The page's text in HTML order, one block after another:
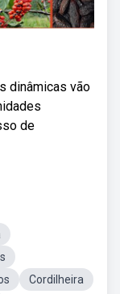
dinâmicas vão
de
Cordilheira